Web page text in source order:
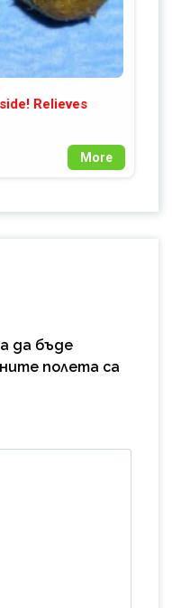
Relieves
More
да бъде
полета са